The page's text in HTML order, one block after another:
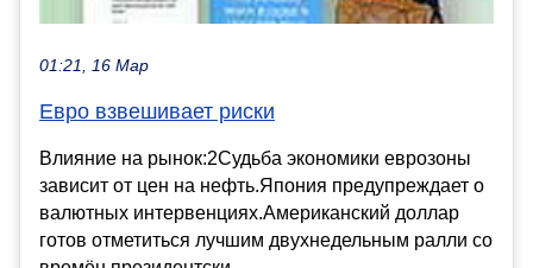
01:21, 16 Мар
Евро взвешивает риски
Влияние на рынок:2Судьба экономики еврозоны
зависит от цен на нефть.Япония предупреждает о
валютных интервенциях.Американский доллар
готов отметиться лучшим двухнедельным ралли со